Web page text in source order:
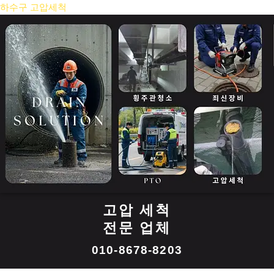
콘
츠
로
너
뛰
기
하수구 고압세척
고압 세척
전문 업체
010-8678-8203